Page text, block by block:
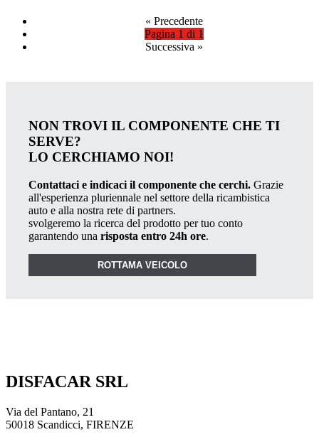
« Precedente
Pagina 1 di 1
Successiva »
NON TROVI IL COMPONENTE CHE TI
SERVE?
LO CERCHIAMO NOI!
Contattaci e indicaci il componente che cerchi. Grazie
all'esperienza pluriennale nel settore della ricambistica
auto e alla nostra rete di partners.
svolgeremo la ricerca del prodotto per tuo conto
garantendo una risposta entro 24h ore.
ROTTAMA VEICOLO
DISFACAR SRL
Via del Pantano, 21
50018 Scandicci, FIRENZE